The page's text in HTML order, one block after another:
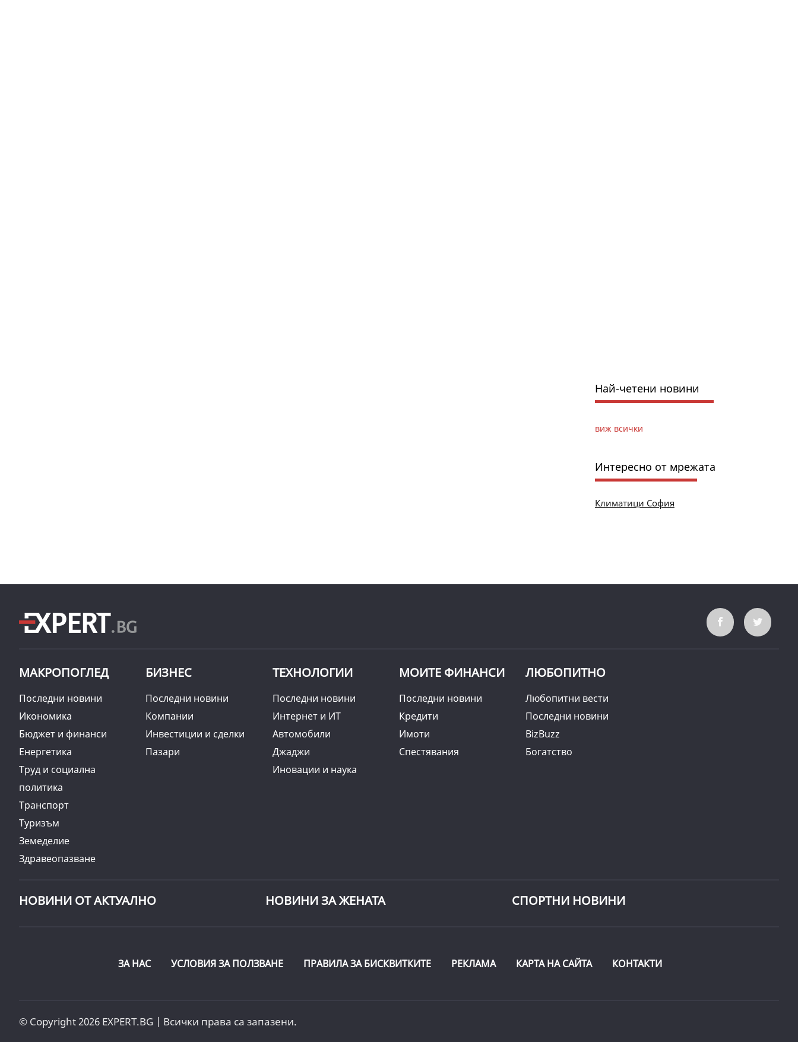
Най-четени новини
виж всички
Интересно от мрежата
Климатици София
МАКРОПОГЛЕД
Последни новини
Икономика
Бюджет и финанси
Енергетика
Труд и социална
политика
Транспорт
Туризъм
Земеделие
Здравеопазване
БИЗНЕС
Последни новини
Компании
Инвестиции и сделки
Пазари
ТЕХНОЛОГИИ
Последни новини
Интернет и ИТ
Автомобили
Джаджи
Иновации и наука
МОИТЕ ФИНАНСИ
Последни новини
Кредити
Имоти
Спестявания
ЛЮБОПИТНО
Любопитни вести
Последни новини
BizBuzz
Богатство
НОВИНИ ОТ АКТУАЛНО НОВИНИ ЗА ЖЕНАТА СПОРТНИ НОВИНИ
ЗА НАС УСЛОВИЯ ЗА ПОЛЗВАНЕ ПРАВИЛА ЗА БИСКВИТКИТЕ РЕКЛАМА КАРТА НА САЙТА КОНТАКТИ
© Copyright 2026 EXPERT.BG | Всички права са запазени.